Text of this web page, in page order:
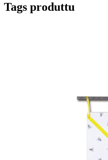
Tags produttu